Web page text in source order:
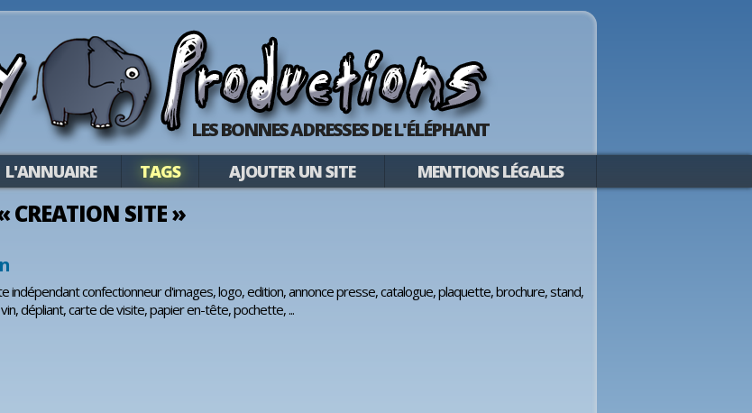
LES BONNES ADRESSES DE L'ÉLÉPHANT
L'ANNUAIRE TAGS AJOUTER UN SITE MENTIONS LÉGALES
CREATION SITE »
indépendant confectionneur d'images, logo, edition, annonce presse, catalogue, plaquette, brochure, stand,
dépliant, carte de visite, papier en-tête, pochette, ...